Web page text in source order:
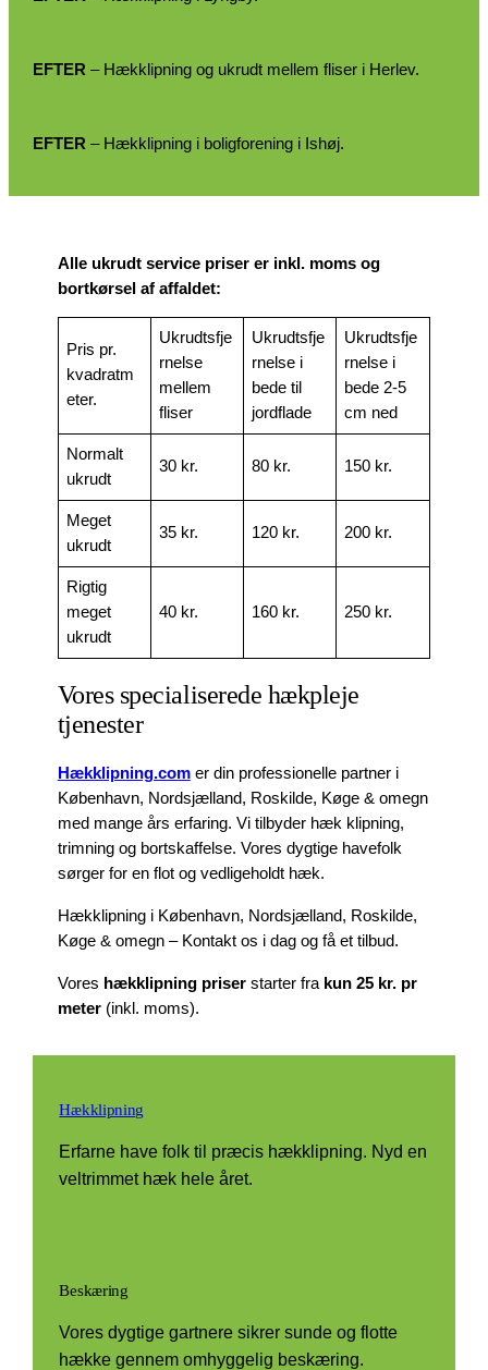
EFTER – Hækklipning og ukrudt mellem fliser i Herlev.
EFTER – Hækklipning i boligforening i Ishøj.
Alle ukrudt service priser er inkl. moms og
bortkørsel af affaldet:
Pris pr.
kvadratm
eter.
Ukrudtsfje
rnelse
mellem
fliser
Ukrudtsfje
rnelse i
bede til
jordflade
Ukrudtsfje
rnelse i
bede 2-5
cm ned
Normalt
ukrudt
30 kr. 80 kr. 150 kr.
Meget
ukrudt
35 kr. 120 kr. 200 kr.
Rigtig
meget
ukrudt
40 kr. 160 kr. 250 kr.
Vores specialiserede hækpleje
tjenester
Hækklipning.comer din professionelle partner i
København, Nordsjælland, Roskilde, Køge & omegn
med mange års erfaring. Vi tilbyder hæk klipning,
trimning og bortskaffelse. Vores dygtige havefolk
sørger for en flot og vedligeholdt hæk.
Hækklipning i København, Nordsjælland, Roskilde,
Køge & omegn – Kontakt os i dag og få et tilbud.
Vores hækklipning priserstarter fra kun 25 kr. pr
meter(inkl. moms).
Hækklipning
Erfarne have folk til præcis hækklipning. Nyd en
veltrimmet hæk hele året.
Beskæring
Vores dygtige gartnere sikrer sunde og flotte
hække gennem omhyggelig beskæring.